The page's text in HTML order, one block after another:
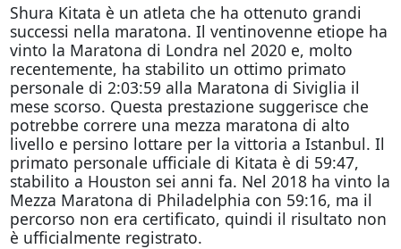
Shura Kitata è un atleta che ha ottenuto grandi
successi nella maratona. Il ventinovenne etiope ha
vinto la Maratona di Londra nel 2020 e, molto
recentemente, ha stabilito un ottimo primato
personale di 2:03:59 alla Maratona di Siviglia il
mese scorso. Questa prestazione suggerisce che
potrebbe correre una mezza maratona di alto
livello e persino lottare per la vittoria a Istanbul. Il
primato personale ufficiale di Kitata è di 59:47,
stabilito a Houston sei anni fa. Nel 2018 ha vinto la
Mezza Maratona di Philadelphia con 59:16, ma il
percorso non era certificato, quindi il risultato non
è ufficialmente registrato.